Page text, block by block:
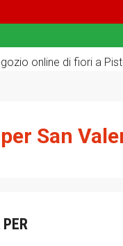
San